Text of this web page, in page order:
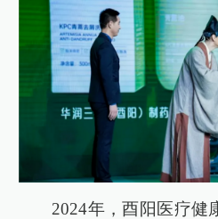
2024年，酉阳医疗健